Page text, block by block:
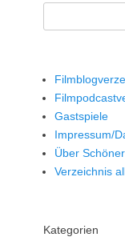
Gastspiele
Impressum/
Über
Verzeichnis
Kategorien